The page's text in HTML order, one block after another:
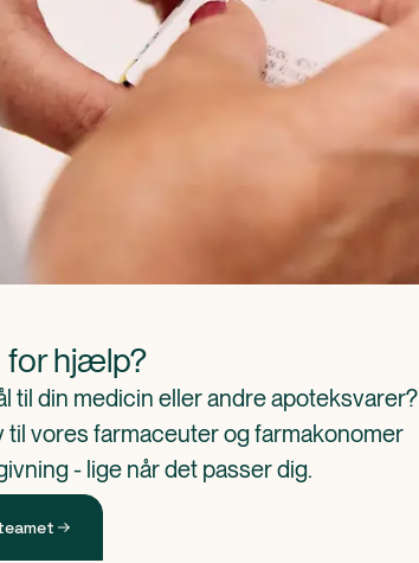
for hjælp?
til din medicin eller andre apoteksvarer?
til vores farmaceuter og farmakonomer
- lige når det passer dig.